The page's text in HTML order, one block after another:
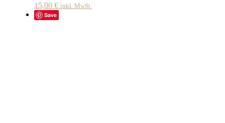
15,00 € inkl. MwSt.
Save